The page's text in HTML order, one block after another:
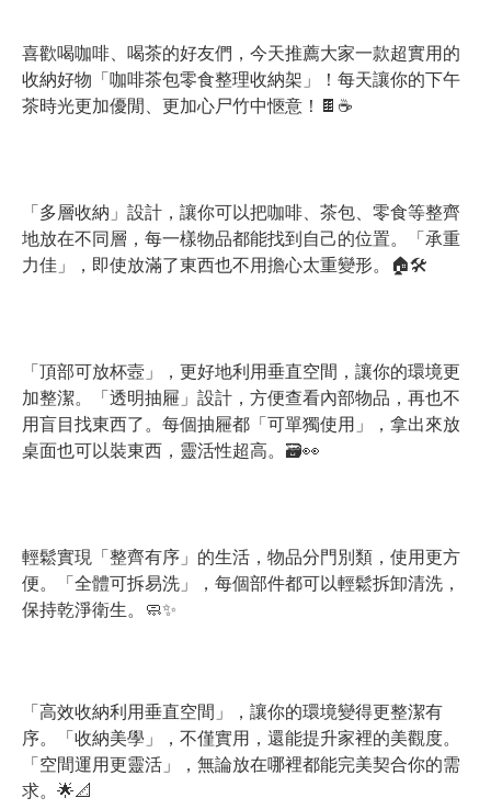
喜歡喝咖啡、喝茶的好友們，今天推薦大家一款超實用的
收納好物「咖啡茶包零食整理收納架」！每天讓你的下午
茶時光更加優閒、更加心尸竹中愜意！🍫☕️
「多層收納」設計，讓你可以把咖啡、茶包、零食等整齊
地放在不同層，每一樣物品都能找到自己的位置。「承重
力佳」，即使放滿了東西也不用擔心太重變形。🏠🛠️
「頂部可放杯壼」，更好地利用垂直空間，讓你的環境更
加整潔。「透明抽屜」設計，方便查看內部物品，再也不
用盲目找東西了。每個抽屜都「可單獨使用」，拿出來放
桌面也可以裝東西，靈活性超高。🗃️👀
輕鬆實現「整齊有序」的生活，物品分門別類，使用更方
便。「全體可拆易洗」，每個部件都可以輕鬆拆卸清洗，
保持乾淨衛生。🧼✨
「高效收納利用垂直空間」，讓你的環境變得更整潔有
序。「收納美學」，不僅實用，還能提升家裡的美觀度。
「空間運用更靈活」，無論放在哪裡都能完美契合你的需
求。🌟📐